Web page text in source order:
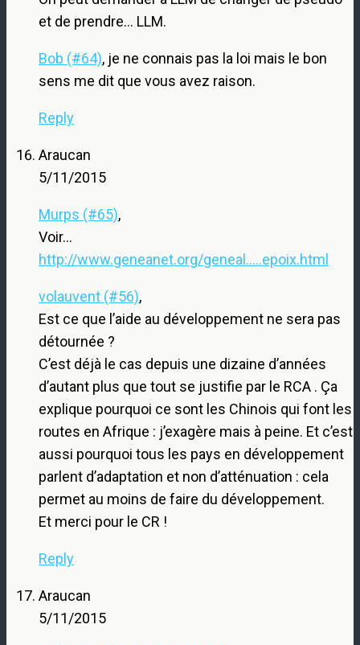
et de prendre… LLM.
Bob (#64), je ne connais pas la loi mais le bon
sens me dit que vous avez raison.
Reply
Araucan
5/11/2015
Murps (#65),
Voir…
http://www.geneanet.org/geneal.....epoix.html
volauvent (#56),
Est ce que l’aide au développement ne sera pas
détournée ?
C’est déjà le cas depuis une dizaine d’années
d’autant plus que tout se justifie par le RCA . Ça
explique pourquoi ce sont les Chinois qui font les
routes en Afrique : j’exagère mais à peine. Et c’est
aussi pourquoi tous les pays en développement
parlent d’adaptation et non d’atténuation : cela
permet au moins de faire du développement.
Et merci pour le CR !
Reply
Araucan
5/11/2015